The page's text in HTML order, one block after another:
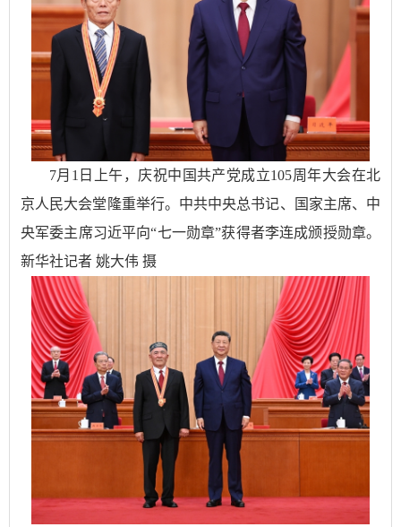
7月1日上午，庆祝中国共产党成立105周年大会在北
京人民大会堂隆重举行。中共中央总书记、国家主席、中
央军委主席习近平向“七一勋章”获得者李连成颁授勋章。
新华社记者 姚大伟 摄